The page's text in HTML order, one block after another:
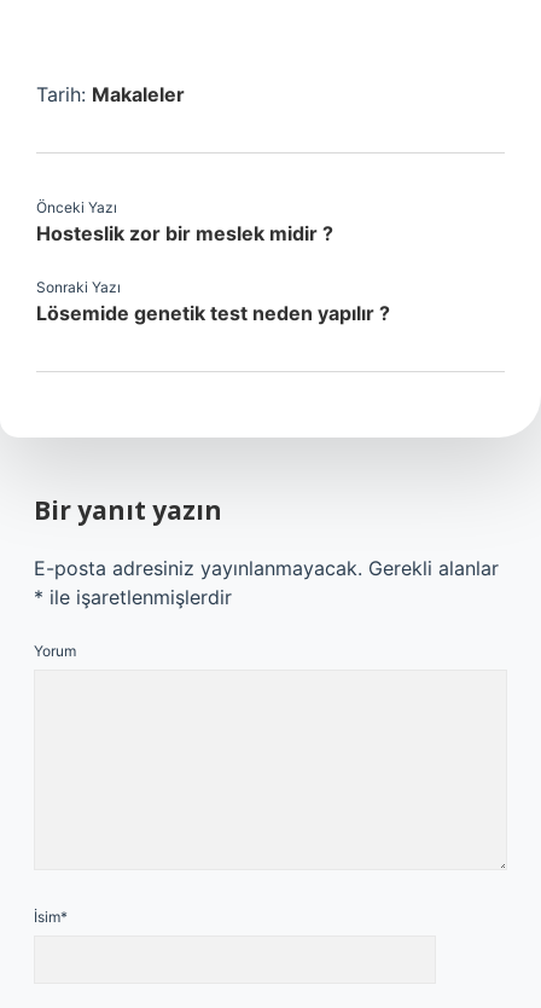
Tarih: Makaleler
Önceki Yazı
Hosteslik zor bir meslek midir ?
Sonraki Yazı
Lösemide genetik test neden yapılır ?
Bir yanıt yazın
E-posta adresiniz yayınlanmayacak. Gerekli alanlar
* ile işaretlenmişlerdir
Yorum
İsim*